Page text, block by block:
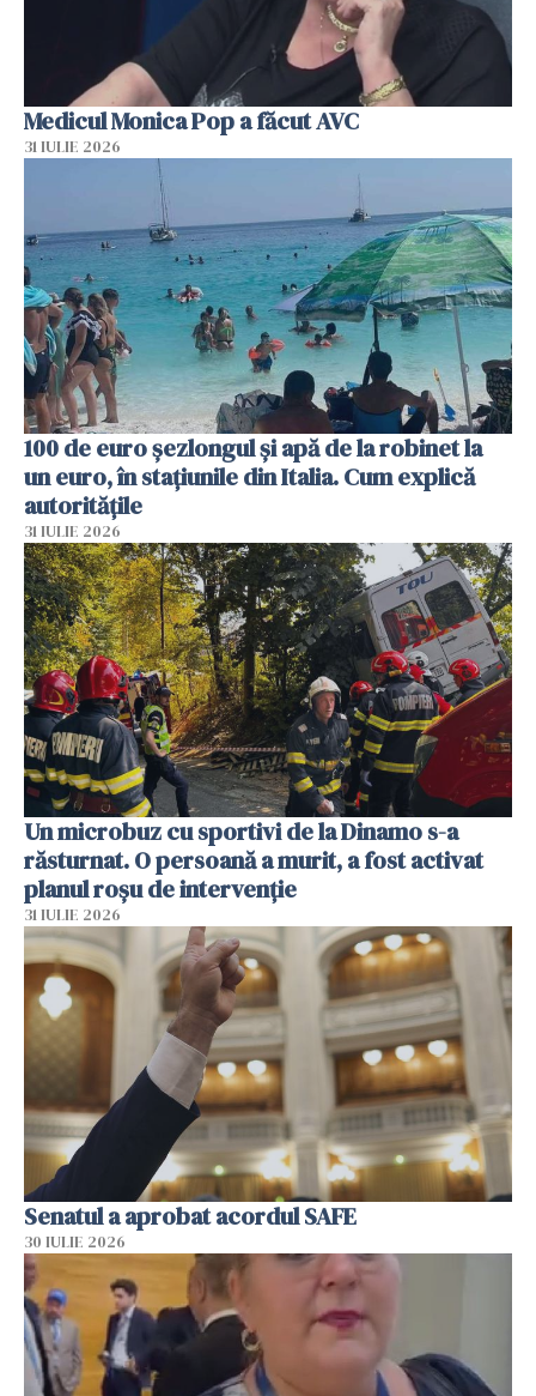
Medicul Monica Pop a făcut AVC
31 IULIE 2026
100 de euro șezlongul și apă de la robinet la
un euro, în stațiunile din Italia. Cum explică
autoritățile
31 IULIE 2026
Un microbuz cu sportivi de la Dinamo s-a
răsturnat. O persoană a murit, a fost activat
planul roșu de intervenție
31 IULIE 2026
Senatul a aprobat acordul SAFE
30 IULIE 2026